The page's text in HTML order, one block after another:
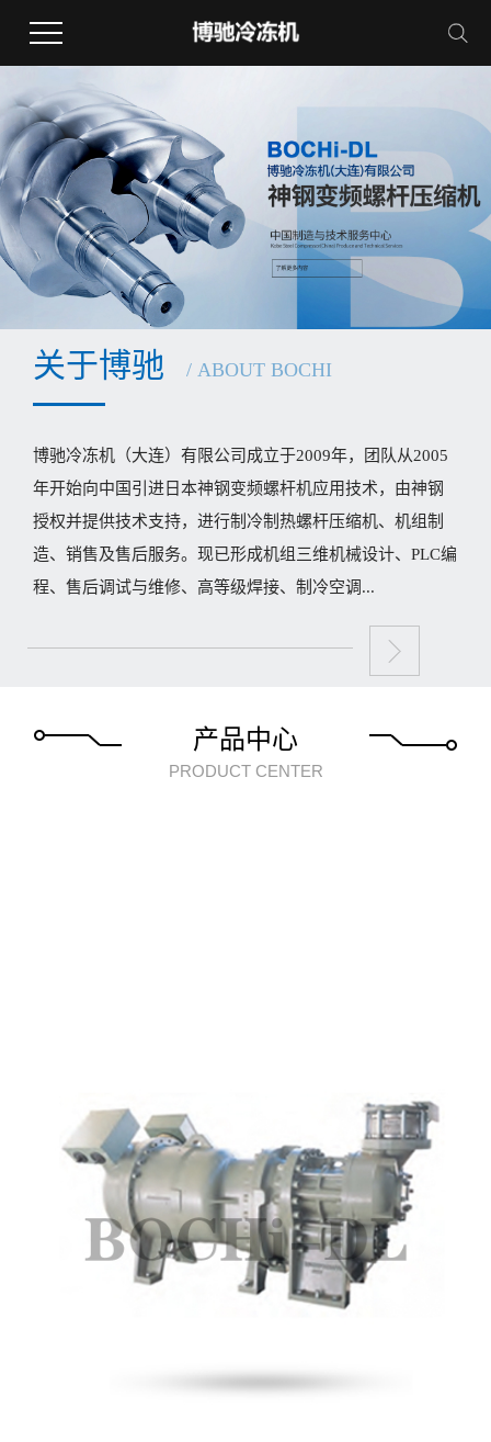
关于博驰 / ABOUT BOCHI
博驰冷冻机（大连）有限公司成立于2009年，团队从2005
年开始向中国引进日本神钢变频螺杆机应用技术，由神钢
授权并提供技术支持，进行制冷制热螺杆压缩机、机组制
造、销售及售后服务。现已形成机组三维机械设计、PLC编
程、售后调试与维修、高等级焊接、制冷空调...
产品中心
PRODUCT CENTER